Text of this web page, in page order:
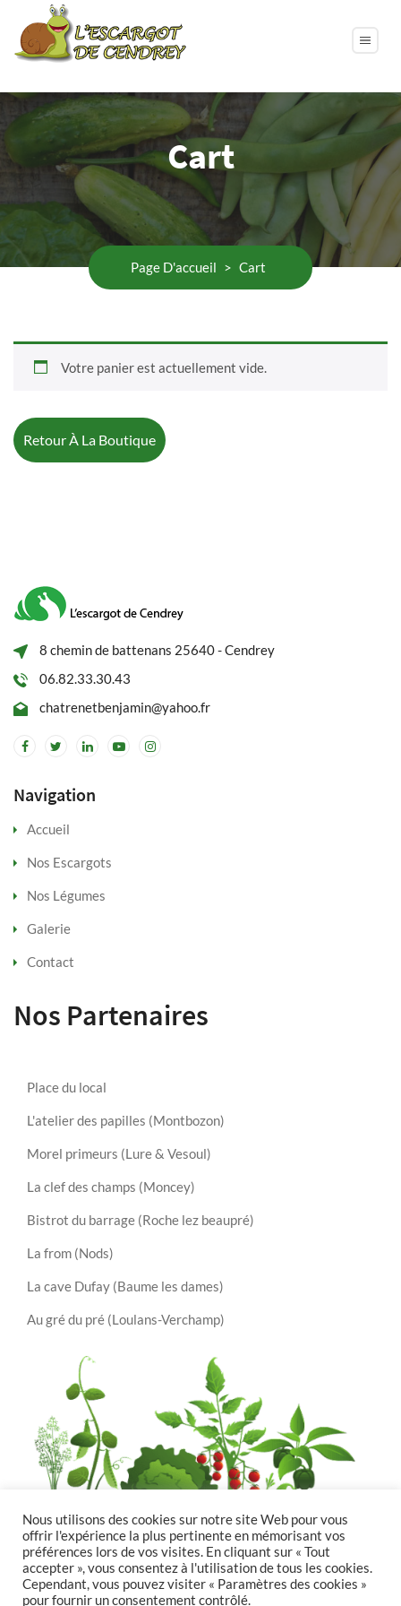
Cart
Page D'accueil > Cart
Votre panier est actuellement vide.
Retour À La Boutique
8 chemin de battenans 25640 - Cendrey
06.82.33.30.43
chatrenetbenjamin@yahoo.fr
Navigation
Accueil
Nos Escargots
Nos Légumes
Galerie
Contact
Nos Partenaires
Place du local
L'atelier des papilles (Montbozon)
Morel primeurs (Lure & Vesoul)
La clef des champs (Moncey)
Bistrot du barrage (Roche lez beaupré)
La from (Nods)
La cave Dufay (Baume les dames)
Au gré du pré (Loulans-Verchamp)
Nous utilisons des cookies sur notre site Web pour vous
offrir l'expérience la plus pertinente en mémorisant vos
préférences lors de vos visites. En cliquant sur « Tout
accepter », vous consentez à l'utilisation de tous les cookies.
Cependant, vous pouvez visiter « Paramètres des cookies »
pour fournir un consentement contrôlé.